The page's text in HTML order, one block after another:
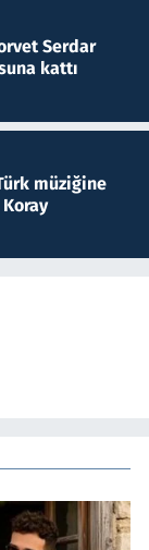
Serdar
kattı
müziğine